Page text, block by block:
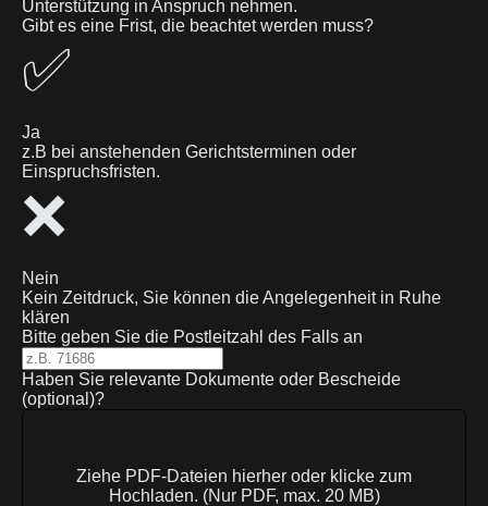
Unterstützung in Anspruch nehmen.
Gibt es eine Frist, die beachtet werden muss?
✅
Ja
z.B bei anstehenden Gerichtsterminen oder
Einspruchsfristen.
❌
Nein
Kein Zeitdruck, Sie können die Angelegenheit in Ruhe
klären
Bitte geben Sie die Postleitzahl des Falls an
Haben Sie relevante Dokumente oder Bescheide
(optional)?
Ziehe PDF-Dateien hierher oder klicke zum
Hochladen. (Nur PDF, max. 20 MB)